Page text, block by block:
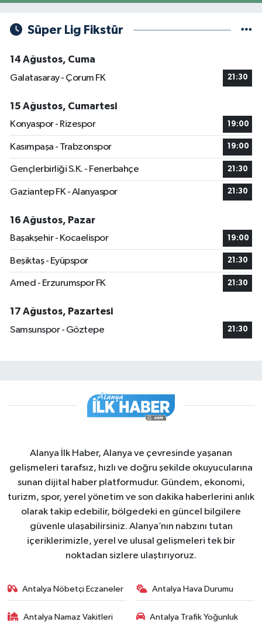
Süper Lig Fikstür
14 Ağustos, Cuma
Galatasaray - Çorum FK
21:30
15 Ağustos, Cumartesi
Konyaspor - Rizespor
19:00
Kasımpaşa - Trabzonspor 19:00
Gençlerbirliği S.K. - Fenerbahçe 21:30
Gaziantep FK - Alanyaspor 21:30
16 Ağustos, Pazar
Başakşehir - Kocaelispor
19:00
Beşiktaş - Eyüpspor 21:30
Amed - Erzurumspor FK 21:30
17 Ağustos, Pazartesi
Samsunspor - Göztepe
21:30
Alanya İlk Haber, Alanya ve çevresinde yaşanan
gelişmeleri tarafsız, hızlı ve doğru şekilde okuyucularına
sunan dijital haber platformudur. Gündem, ekonomi,
turizm, spor, yerel yönetim ve son dakika haberlerini anlık
olarak takip edebilir, bölgedeki en güncel bilgilere
güvenle ulaşabilirsiniz. Alanya’nın nabzını tutan
içeriklerimizle, yerel ve ulusal gelişmeleri tek bir
noktadan sizlere ulaştırıyoruz.
Antalya Nöbetçi Eczaneler Antalya Hava Durumu
Antalya Namaz Vakitleri
Antalya Trafik Yoğunluk